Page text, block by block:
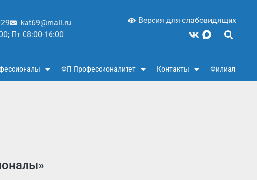
kat69@mail.ru
Пт 08:00-16:00
Версия для слабовидящих
ФП Профессионалитет Контакты Филиал